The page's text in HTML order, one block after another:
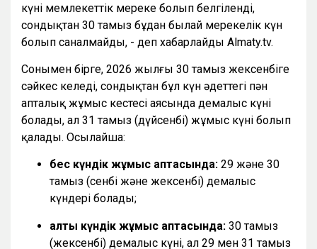
күні мемлекеттік мереке болып белгіленді,
сондықтан 30 тамыз бұдан былай мерекелік күн
болып саналмайды, - деп хабарлайды Almaty.tv.
Сонымен бірге, 2026 жылғы 30 тамыз жексенбіге
сәйкес келеді, сондықтан бұл күн әдеттегі пән
апталық жұмыс кестесі аясында демалыс күні
болады, ал 31 тамыз (дүйсенбі) жұмыс күні болып
қалады. Осылайша:
бес күндік жұмыс аптасында: 29 және 30
тамыз (сенбі және жексенбі) демалыс
күндері болады;
алты күндік жұмыс аптасында: 30 тамыз
(жексенбі) демалыс күні, ал 29 мен 31 тамыз